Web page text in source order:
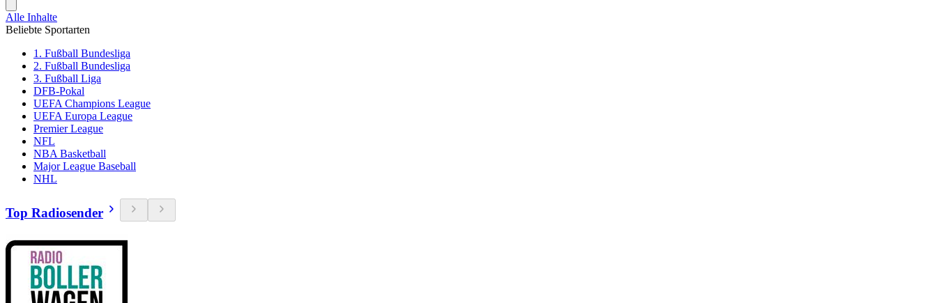
Alle Inhalte
Beliebte Sportarten
1. Fußball Bundesliga
2. Fußball Bundesliga
3. Fußball Liga
DFB-Pokal
UEFA Champions League
UEFA Europa League
Premier League
NFL
NBA Basketball
Major League Baseball
NHL
Top Radiosender